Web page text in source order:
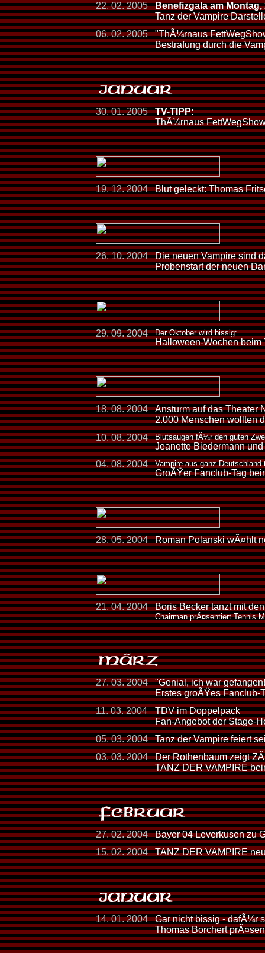
22. 02. 2005
Benefizgala am
Tanz der Vampire
06. 02. 2005
"ThÃ¼rnaus
Bestrafung durch die
30. 01. 2005
TV-TIPP:
ThÃ¼rnaus
19. 12. 2004 Blut geleckt: Thomas
26. 10. 2004
Die neuen Vampire sind
Probenstart der neuen
29. 09. 2004 Der Oktober wird bissig:
Halloween-Wochen beim
18. 08. 2004
Ansturm auf das Theater
2.000 Menschen wollten
10. 08. 2004
Blutsaugen fÃ¼r den guten
Jeanette Biedermann
04. 08. 2004
Vampire aus ganz
GroÃŸer Fanclub-Tag
28. 05. 2004 Roman Polanski wÃ¤hlt
21. 04. 2004 Boris Becker tanzt mit
Chairman prÃ¤sentiert Tennis
27. 03. 2004
"Genial, ich war
Erstes groÃŸes Fanclub-
11. 03. 2004
TDV im Doppelpack
Fan-Angebot der Stage-
05. 03. 2004
Tanz der Vampire feiert
03. 03. 2004
Der Rothenbaum zeigt
TANZ DER VAMPIRE
27. 02. 2004
Bayer 04 Leverkusen zu
15. 02. 2004
TANZ DER VAMPIRE
14. 01. 2004
Gar nicht bissig - dafÃ¼r
Thomas Borchert